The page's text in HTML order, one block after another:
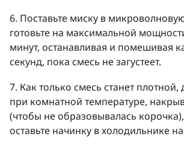
6. Поставьте миску в
готовьте на максимальной
минут, останавливая и помешивая
секунд, пока смесь не загустеет.
7. Как только смесь станет плотной,
при комнатной температуре,
(чтобы не образовывалась
оставьте начинку в холодильнике